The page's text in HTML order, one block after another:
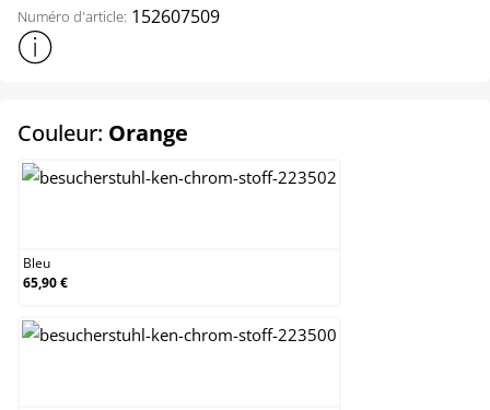
Numéro d'article: 152607509
Afficher plus d'informations sur le produit
Couleur: Orange
Bleu
65,90 €